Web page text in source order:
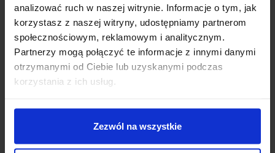
analizować ruch w naszej witrynie. Informacje o tym, jak
korzystasz z naszej witryny, udostępniamy partnerom
społecznościowym, reklamowym i analitycznym.
Partnerzy mogą połączyć te informacje z innymi danymi
otrzymanymi od Ciebie lub uzyskanymi podczas
korzystania z ich usług.
Zezwól na wszystkie
Korzystam z tego
sklepu nie pierwszy
raz - zawsze
wszystko perfekt.
Polecam z całym
0 0
wczoraj
zebranych i zweryfikowanych